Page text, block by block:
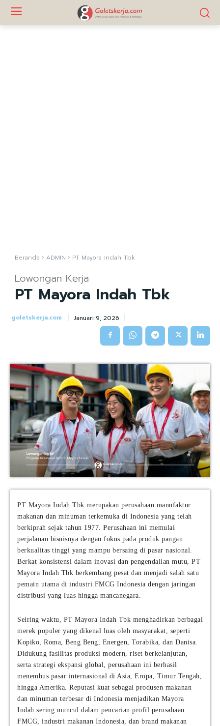
Beranda ADMIN PT Mayora Indah Tbk
Lowongan Kerja
PT Mayora Indah Tbk
goletskerja.com Januari 9, 2026
PT Mayora Indah Tbk merupakan perusahaan manufaktur
makanan dan minuman terkemuka di Indonesia yang telah
berkiprah sejak tahun 1977. Perusahaan ini memulai
perjalanan bisnisnya dengan fokus pada produk pangan
berkualitas tinggi yang mampu bersaing di pasar nasional.
Berkat konsistensi dalam inovasi dan pengendalian mutu, PT
Mayora Indah Tbk berkembang pesat dan menjadi salah satu
pemain utama di industri FMCG Indonesia dengan jaringan
distribusi yang luas hingga mancanegara.
Seiring waktu, PT Mayora Indah Tbk menghadirkan berbagai
merek populer yang dikenal luas oleh masyarakat, seperti
Kopiko, Roma, Beng Beng, Energen, Torabika, dan Danisa.
Didukung fasilitas produksi modern, riset berkelanjutan,
serta strategi ekspansi global, perusahaan ini berhasil
menembus pasar internasional di Asia, Eropa, Timur Tengah,
hingga Amerika. Reputasi kuat sebagai produsen makanan
dan minuman terbesar di Indonesia menjadikan Mayora
Indah sering muncul dalam pencarian profil perusahaan
FMCG, industri makanan Indonesia, dan brand makanan